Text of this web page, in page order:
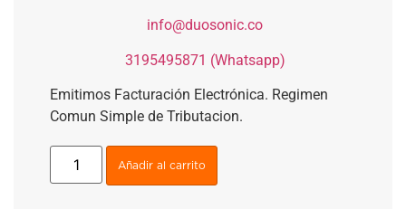
info@duosonic.co
3195495871 (Whatsapp)
Emitimos Facturación Electrónica. Regimen
Comun Simple de Tributacion.
Añadir al carrito